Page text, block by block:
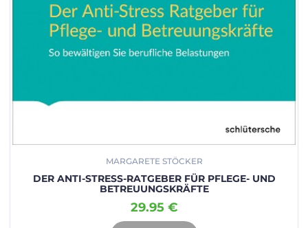
MARGARETE STÖCKER
DER ANTI-STRESS-RATGEBER FÜR PFLEGE- UND
BETREUUNGSKRÄFTE
29.95 €